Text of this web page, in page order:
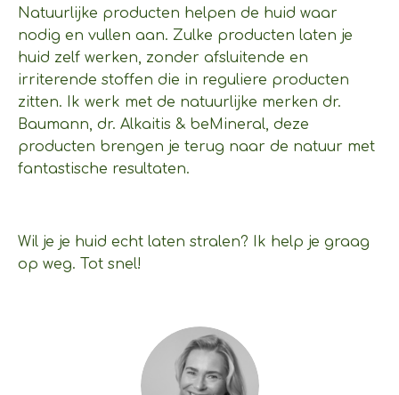
Natuurlijke producten helpen de huid waar
nodig en vullen aan. Zulke producten laten je
huid zelf werken, zonder afsluitende en
irriterende stoffen die in reguliere producten
zitten. Ik werk met de natuurlijke merken dr.
Baumann, dr. Alkaitis & beMineral, deze
producten brengen je terug naar de natuur met
fantastische resultaten.
Wil je je huid echt laten stralen? Ik help je graag
op weg. Tot snel!